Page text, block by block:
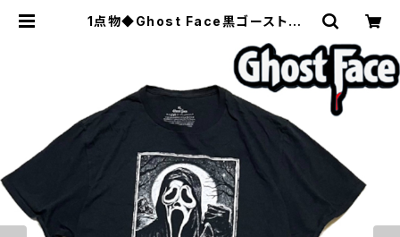
1点物◆Ghost Face黒ゴーストフェ
ディースOKアメカジ90sストリート
スポーツUSブランド/ハロウィン349
252 | 古着屋カチカチ 東京都北区 J
R王子駅前で実店舗展開中 通販もOK
Tokyo Japan